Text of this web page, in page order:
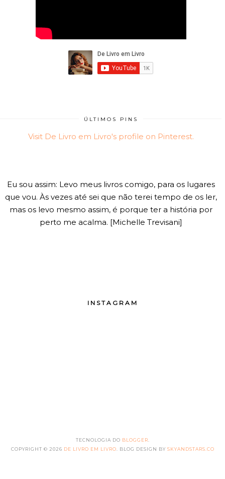
ÚLTIMOS PINS
Visit De Livro em Livro's profile on Pinterest.
Eu sou assim: Levo meus livros comigo, para os lugares
que vou. Às vezes até sei que não terei tempo de os ler,
mas os levo mesmo assim, é porque ter a história por
perto me acalma. [Michelle Trevisani]
INSTAGRAM
TECNOLOGIA DO BLOGGER
COPYRIGHT © 2026 DE LIVRO EM LIVRO . BLOG DESIGN BY SKYANDSTARS.CO